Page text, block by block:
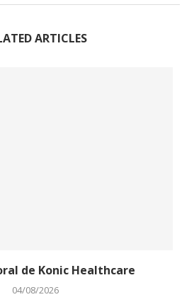
ARTICLES
de Konic Healthcare
04/08/2026